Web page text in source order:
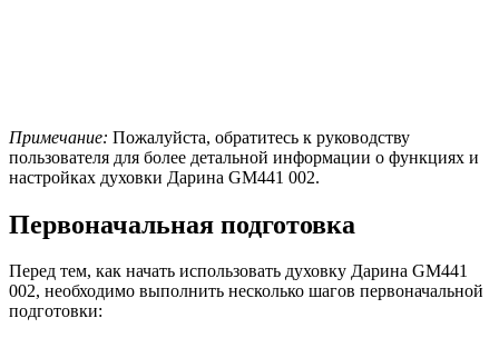
Примечание: Пожалуйста, обратитесь к руководству
пользователя для более детальной информации о функциях и
настройках духовки Дарина GM441 002.
Первоначальная подготовка
Перед тем, как начать использовать духовку Дарина GM441
002, необходимо выполнить несколько шагов первоначальной
подготовки: